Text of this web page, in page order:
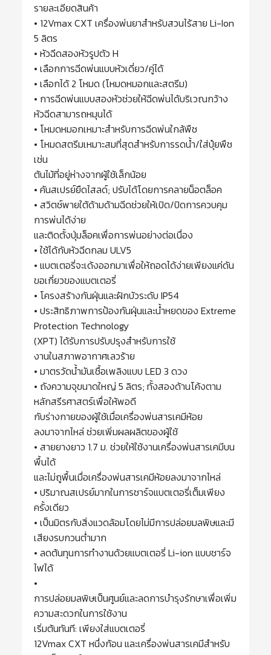
รายละเอียดสินค้า
• 12Vmax CXT เครื่องพ่นยาสำหรับสวนไร้สาย Li-Ion
5 ลิตร
• หัวฉีดสองหัวรูปตัว H
• เลือกการฉีดพ่นแบบหัวเดี่ยว/คู่ได้
• เลือกได้ 2 โหมด (โหมดหมอกและสตรีม)
• การฉีดพ่นแบบสองหัวช่วยให้ฉีดพ่นได้บริเวณกว้าง
หัวฉีดสามารถหมุนได้
• โหมดหมอกเหมาะสำหรับการฉีดพ่นใกล้พืช
• โหมดสตรีมเหมาะสมที่สุดสำหรับการรดน้ำ/ใส่ปุ๋ยพืช
เช่น
ต้นไม้ที่อยู่ห่างจากผู้ใช้เล็กน้อย
• คันสเปรย์ยืดไสลด์; ปรับได้โดยการคลายน็อตล็อค
• สวิตช์พายใต้ด้ามด้ามฉีดช่วยให้เปิด/ปิดการควบคุม
การพ่นได้ง่าย
และติดตั้งปุ่มล็อคเพื่อการพ่นอย่างต่อเนื่อง
• ใช้ได้กับหัวฉีดกลม ULV5
• แบตเตอรี่จะเด้งออกมาเพื่อให้ถอดได้ง่ายเพียงแค่ดัน
ขอเกี่ยวของแบตเตอรี่
• โครงสร้างกันฝุ่นและฝักบัวระดับ IP54
• ประสิทธิภาพการป้องกันฝุ่นและน้ำหยดของ Extreme
Protection Technology
(XPT) ได้รับการปรับปรุงสำหรับการใช้
งานในสภาพอากาศเลวร้าย
• มาตรวัดน้ำมันเชื้อเพลิงแบบ LED 3 ดวง
• ถังความจุขนาดใหญ่ 5 ลิตร; ทั้งสองด้านโค้งตาม
หลักสรีรศาสตร์เพื่อให้พอดี
กับร่างกายของผู้ใช้เมื่อเครื่องพ่นสารเคมีห้อย
ลงมาจากไหล่ ช่วยเพิ่มผลผลิตของผู้ใช้
• สายยางยาว 1.7 ม. ช่วยให้ใช้งานเครื่องพ่นสารเคมีบน
พื้นได้
และไม่ถูพื้นเมื่อเครื่องพ่นสารเคมีห้อยลงมาจากไหล่
• ปริมาณสเปรย์มากในการชาร์จแบตเตอรี่เต็มเพียง
ครั้งเดียว
• เป็นมิตรกับสิ่งแวดล้อมโดยไม่มีการปล่อยมลพิษและมี
เสียงรบกวนต่ำมาก
• ลดต้นทุนการทำงานด้วยแบตเตอรี่ Li-ion แบบชาร์จ
ไฟได้
•
การปล่อยมลพิษเป็นศูนย์และลดการบำรุงรักษาเพื่อเพิ่ม
ความสะดวกในการใช้งาน
เริ่มต้นทันที: เพียงใส่แบตเตอรี่
12Vmax CXT หนึ่งก้อน และเครื่องพ่นสารเคมีสำหรับ